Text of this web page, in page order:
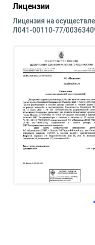
Лицензии
Лицензия на
Л041-00110-77/